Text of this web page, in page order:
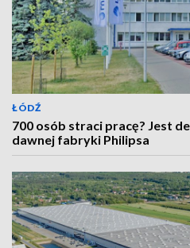
ŁÓDŹ
700 osób straci pracę? Jest
dawnej fabryki Philipsa